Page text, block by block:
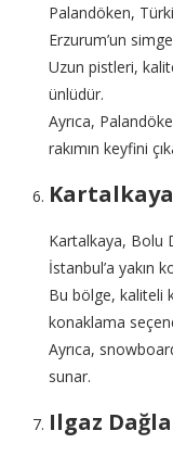
Palandöken,
Erzurum’un
Uzun pistleri,
ünlüdür.
Ayrıca,
rakımın keyfini
Kartalkaya, Bolu
İstanbul’a yakın
Bu bölge, kaliteli
konaklama
Ayrıca,
sunar.
Ilgaz